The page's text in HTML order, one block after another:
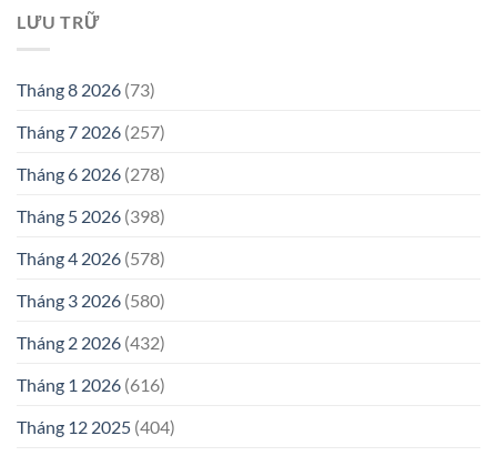
LƯU TRỮ
Tháng 8 2026 (73)
Tháng 7 2026 (257)
Tháng 6 2026 (278)
Tháng 5 2026 (398)
Tháng 4 2026 (578)
Tháng 3 2026 (580)
Tháng 2 2026 (432)
Tháng 1 2026 (616)
Tháng 12 2025 (404)